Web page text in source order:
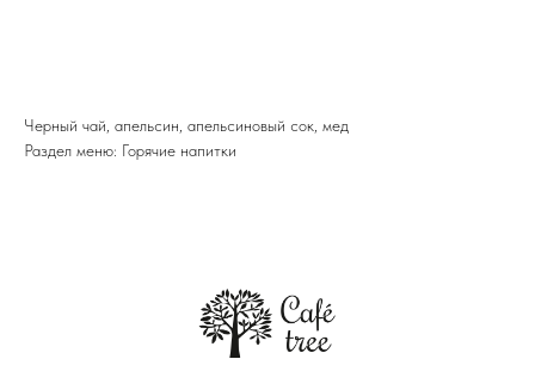
Черный чай, апельсин, апельсиновый сок, мед
Раздел меню: Горячие напитки